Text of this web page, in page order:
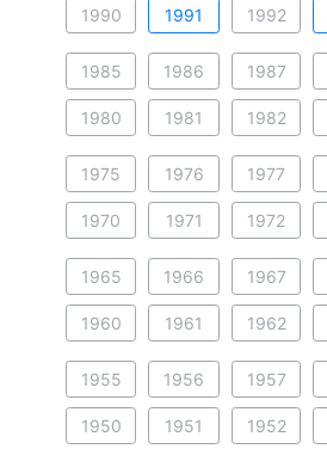
1990 1991 1992
1985 1986 1987
1980 1981 1982
1975 1976 1977
1970 1971 1972
1965 1966 1967
1960 1961 1962
1955 1956 1957
1950 1951 1952